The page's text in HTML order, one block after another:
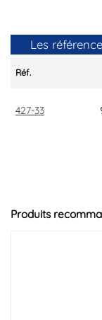
Les
Réf.
427-33
Produits